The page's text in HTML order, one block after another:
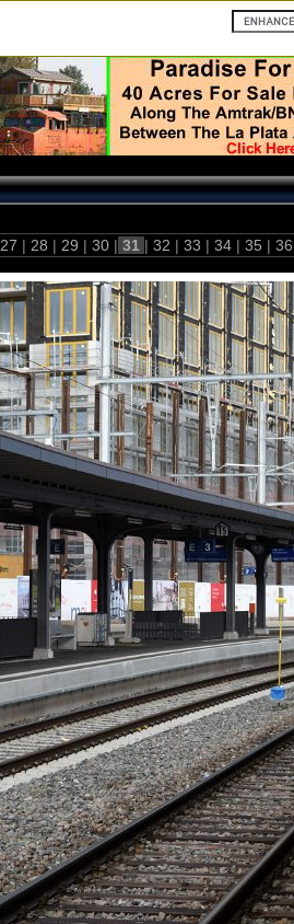
27 | 28 | 29 | 30 | 31 | 32 | 33 | 34 | 35 | 36